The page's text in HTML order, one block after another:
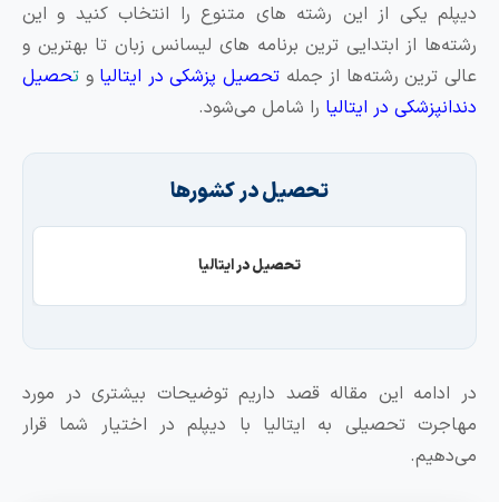
یکی از این رشته های متنوع را انتخاب کنید و این
از ابتدایی ترین برنامه های لیسانس زبان تا بهترین و
ترین رشته‌ها از جملهتحصیل پزشکی در ایتالیاوتحصیل
در ایتالیارا شامل می‌شود.
تحصیل در کشورها
تحصیل در ایتالیا
ادامه این مقاله قصد داریم توضیحات بیشتری در مورد
تحصیلی به ایتالیا با دیپلم در اختیار شما قرار